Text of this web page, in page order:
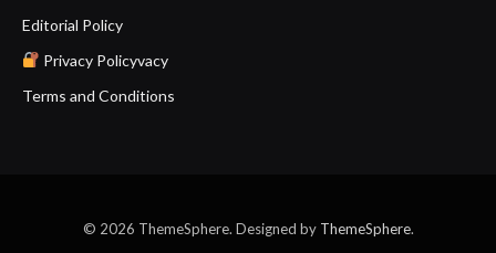
Editorial Policy
Privacy Policyvacy
Terms and Conditions
© 2026 ThemeSphere. Designed by ThemeSphere.